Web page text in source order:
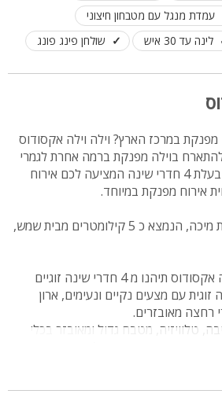
עמדת מנגל עם מטבחון חיצוני
לינה עד 30 איש שולחן פינג פונג
מפנקת במרכז הארץ? וילה וילה אקסודוס
בוילה מפנקת ברמה אחרת לגמרי
וילה אקסודוס הינה וילה בעלת 4 חדרי שינה המציעה לכם אירוח
אירוח מפנקת במיוחד.
מושב שדות מיכה, הנמצא כ 5 קילומטרים מבית שמש,
בוילה וילה אקסודוס תיהנו מ 4 חדרי שינה זוגיים
עם מצעים נקיים ונעימים, ארון
טלוויזיה, מטבח גדול ומאובזר בכלי
אינטרנט אלחוטי.